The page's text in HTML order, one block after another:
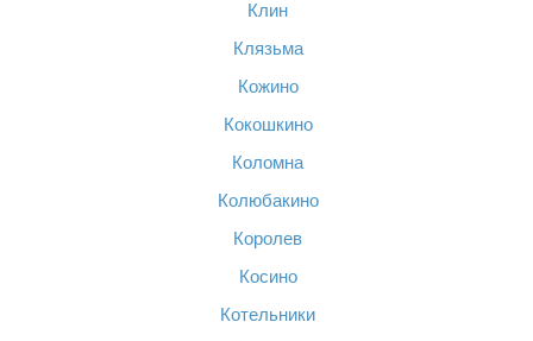
Клин
Клязьма
Кожино
Кокошкино
Коломна
Колюбакино
Королев
Косино
Котельники